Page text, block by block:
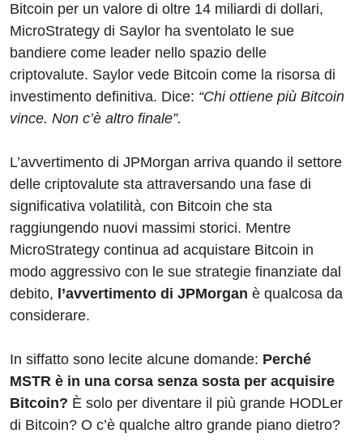
Bitcoin per un valore di oltre 14 miliardi di dollari,
MicroStrategy di Saylor ha sventolato le sue
bandiere come leader nello spazio delle
criptovalute. Saylor vede Bitcoin come la risorsa di
investimento definitiva. Dice: “Chi ottiene più Bitcoin
vince. Non c’è altro finale”.
L’avvertimento di JPMorgan arriva quando il settore
delle criptovalute sta attraversando una fase di
significativa volatilità, con Bitcoin che sta
raggiungendo nuovi massimi storici. Mentre
MicroStrategy continua ad acquistare Bitcoin in
modo aggressivo con le sue strategie finanziate dal
debito, l’avvertimento di JPMorgan è qualcosa da
considerare.
In siffatto sono lecite alcune domande: Perché
MSTR è in una corsa senza sosta per acquisire
Bitcoin? È solo per diventare il più grande HODLer
di Bitcoin? O c’è qualche altro grande piano dietro?